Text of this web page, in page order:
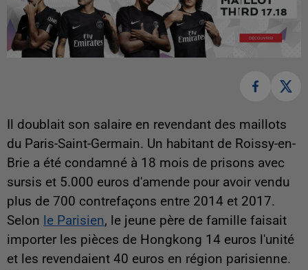
Il doublait son salaire en revendant des maillots
du Paris-Saint-Germain. Un habitant de Roissy-en-
Brie a été condamné à 18 mois de prisons avec
sursis et 5.000 euros d'amende pour avoir vendu
plus de 700 contrefaçons entre 2014 et 2017.
Selon le Parisien, le jeune père de famille faisait
importer les pièces de Hongkong 14 euros l'unité
et les revendaient 40 euros en région parisienne.